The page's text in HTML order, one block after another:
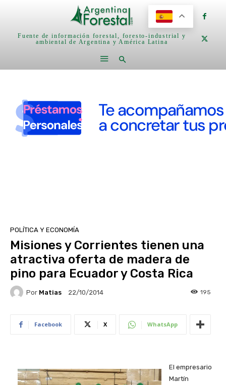
Fuente de información forestal, foresto-industrial y
ambiental de Argentina y América Latina
POLÍTICA Y ECONOMÍA
Misiones y Corrientes tienen una
atractiva oferta de madera de
pino para Ecuador y Costa Rica
Por Matias 22/10/2014 195
Facebook X WhatsApp
El empresario
Martín